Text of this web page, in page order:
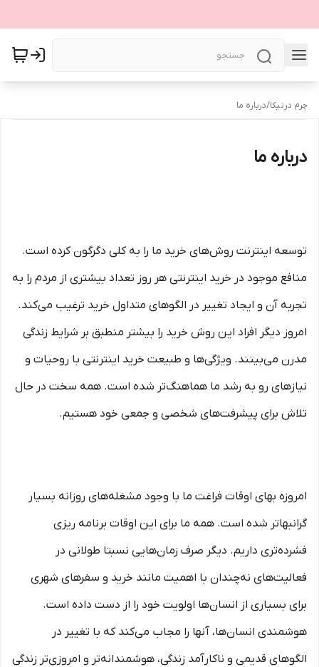
چرم درنیکا/درباره ما
درباره ما
توسعه اینترنت روش‌های خرید ما را به کلی دگرگون کرده است.
منافع موجود در خرید اینترنتی هر روز تعداد بیشتری از مردم را به
تجربه آن و ایجاد تغییر در الگوهای متداول خرید ترغیب می‏‌کند.
امروز دیگر افراد این روش خرید را بیشتر منطبق بر شرایط زندگی
مدرن می‏‏‏‌بینند. ویژگی‏‏‏‌ها و طبیعت خرید اینترنتی با روحیات و
نیازهای رو به رشد ما هماهنگ‏‏‌تر شده است. همه سخت در حال
تلاش برای پیشرفت‏‏‌های شخصی و جمعی خود هستیم.
امروزه بهای اوقات فراغت ما با وجود مشغله‏‌های روزانه بسیار
گرانبها‌تر شده است. همه ما برای این اوقات برنامه ریزی
فشرده‏‌تری داریم. دیگر صرف زمان‌هایی نسبتا طولانی در
فعالیت‏‌های نه‌چندان با اهمیت مانند خرید و سفرهای شهری
برای بسیاری از انسان‌ها اولویت خود را از دست داده است.
هوشمندی انسان‌ها، آنها را مجاب می‏‌کند که با تغییر در
الگوهای قدیمی و نا‏کارآمد زندگی، هوشمندانه‏‌تر و امروزی‏‌تر زندگی